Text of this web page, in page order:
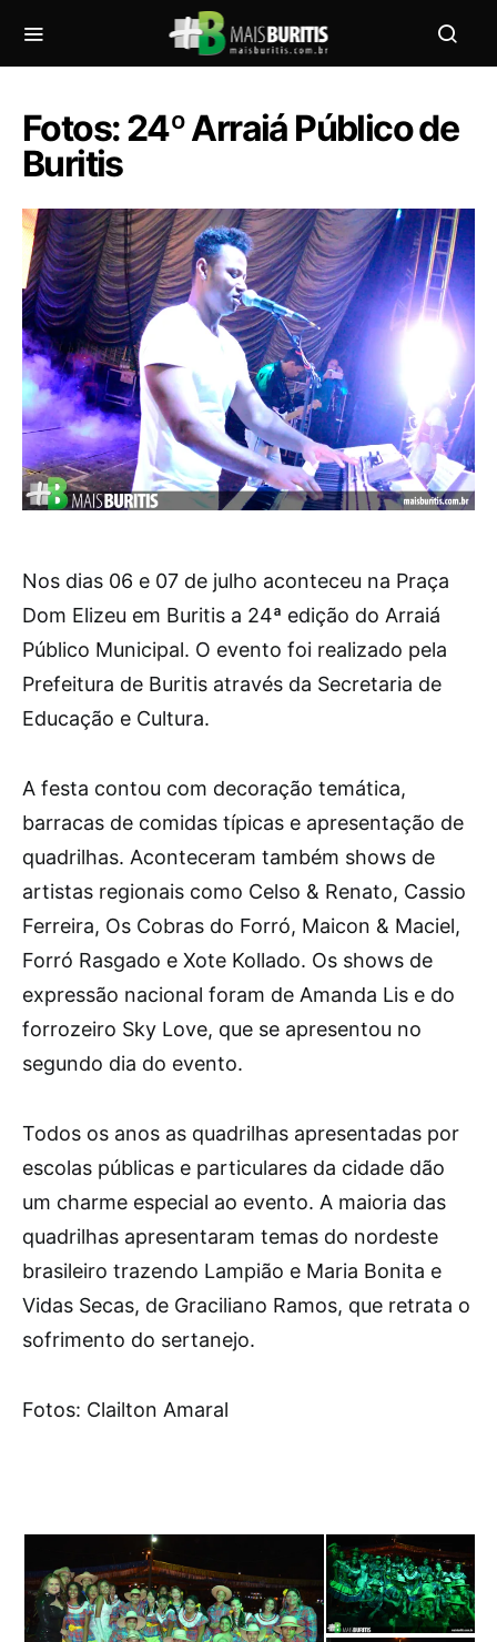
Fotos: 24º Arraiá Público de
Buritis
Nos dias 06 e 07 de julho aconteceu na Praça
Dom Elizeu em Buritis a 24ª edição do Arraiá
Público Municipal. O evento foi realizado pela
Prefeitura de Buritis através da Secretaria de
Educação e Cultura.
A festa contou com decoração temática,
barracas de comidas típicas e apresentação de
quadrilhas. Aconteceram também shows de
artistas regionais como Celso & Renato, Cassio
Ferreira, Os Cobras do Forró, Maicon & Maciel,
Forró Rasgado e Xote Kollado. Os shows de
expressão nacional foram de Amanda Lis e do
forrozeiro Sky Love, que se apresentou no
segundo dia do evento.
Todos os anos as quadrilhas apresentadas por
escolas públicas e particulares da cidade dão
um charme especial ao evento. A maioria das
quadrilhas apresentaram temas do nordeste
brasileiro trazendo Lampião e Maria Bonita e
Vidas Secas, de Graciliano Ramos, que retrata o
sofrimento do sertanejo.
Fotos: Clailton Amaral